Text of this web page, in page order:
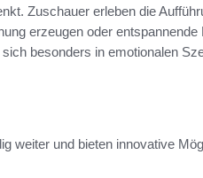
Zuschauer erleben die
erzeugen oder
besonders in emotionalen
weiter und bieten innovative